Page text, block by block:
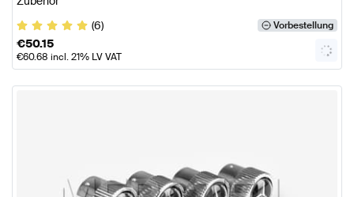
(6)
Vorbestellung
€50.15
€60.68 incl. 21% LV VAT